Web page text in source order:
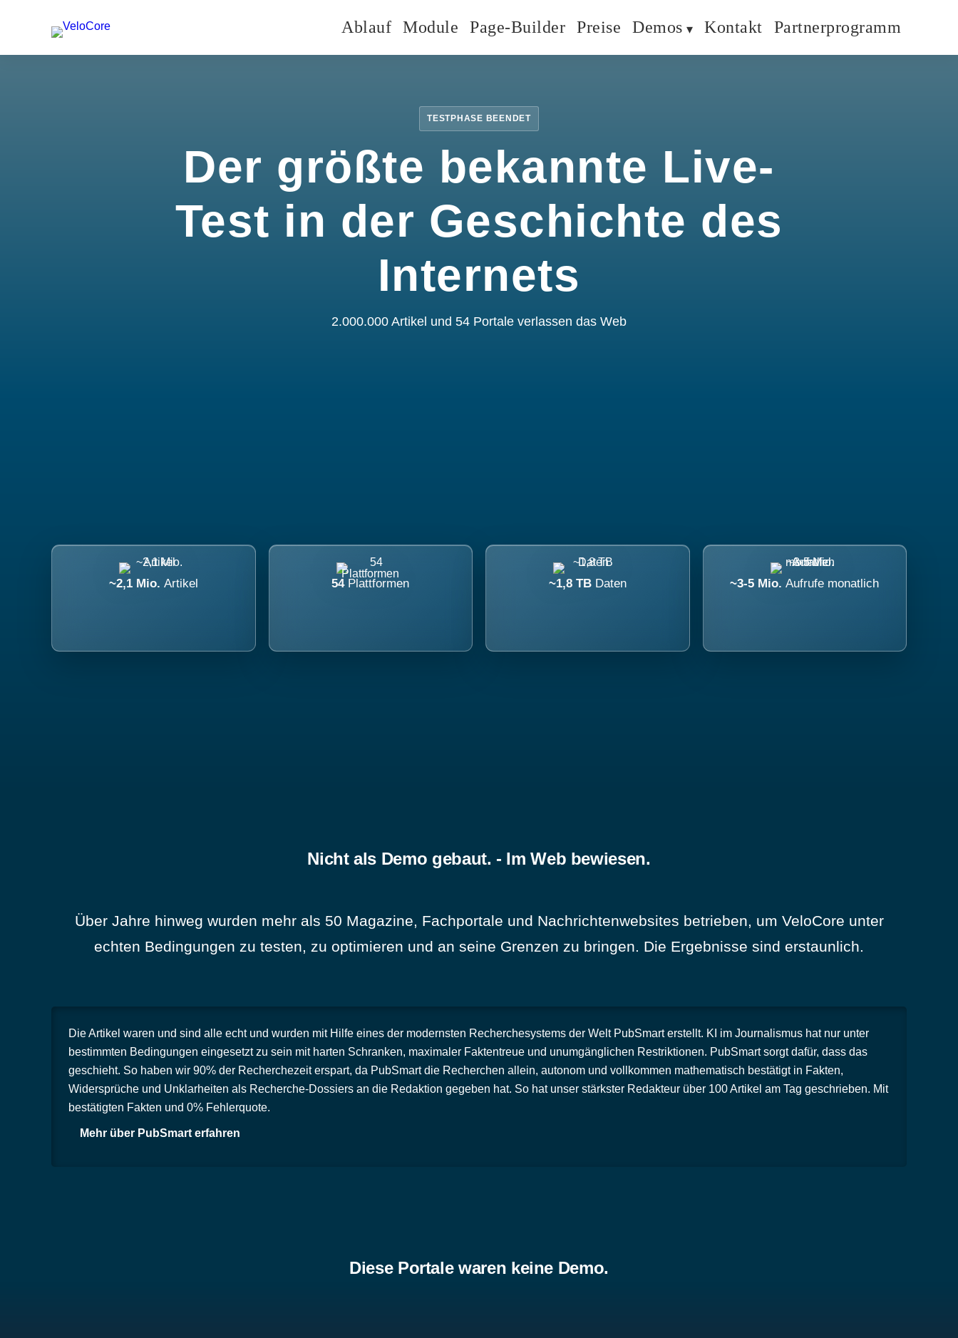
Ablauf Module Page-Builder Preise Demos Kontakt Partnerprogramm
TESTPHASE BEENDET
Der größte bekannte Live-
Test in der Geschichte des
Internets
2.000.000 Artikel und 54 Portale verlassen das Web
~2,1 Mio. Artikel 54 Plattformen ~1,8 TB Daten ~3-5 Mio.Aufrufe monatlich
Nicht als Demo gebaut. - Im Web bewiesen.
Über Jahre hinweg wurden mehr als 50 Magazine, Fachportale und Nachrichtenwebsites betrieben, um VeloCore unter
echten Bedingungen zu testen, zu optimieren und an seine Grenzen zu bringen. Die Ergebnisse sind erstaunlich.
Die Artikel waren und sind alle echt und wurden mit Hilfe eines der modernsten Recherchesystems der Welt PubSmart erstellt. KI im Journalismus hat nur unter
bestimmten Bedingungen eingesetzt zu sein mit harten Schranken, maximaler Faktentreue und unumgänglichen Restriktionen. PubSmart sorgt dafür, dass das
geschieht. So haben wir 90% der Recherchezeit erspart, da PubSmart die Recherchen allein, autonom und vollkommen mathematisch bestätigt in Fakten,
Widersprüche und Unklarheiten als Recherche-Dossiers an die Redaktion gegeben hat. So hat unser stärkster Redakteur über 100 Artikel am Tag geschrieben. Mit
bestätigten Fakten und 0% Fehlerquote.
Mehr über PubSmart erfahren
Diese Portale waren keine Demo.